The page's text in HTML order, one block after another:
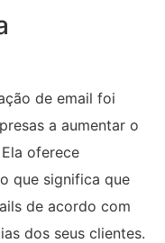
de email foi
a aumentar o
oferece
que significa que
de acordo com
dos seus clientes.